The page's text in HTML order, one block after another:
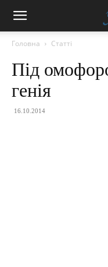
Головна Статті
Під
генія
16.10.2014